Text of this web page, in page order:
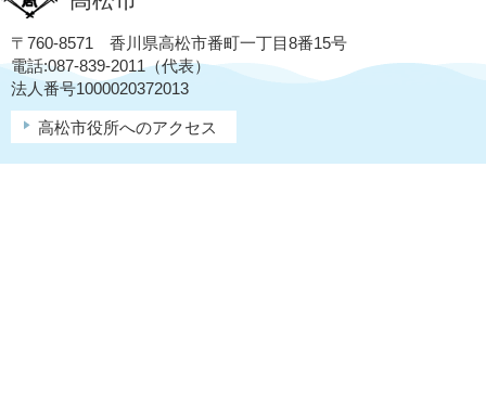
〒760-8571 香川県高松市番町一丁目8番15号
電話:087-839-2011（代表）
法人番号1000020372013
高松市役所へのアクセス